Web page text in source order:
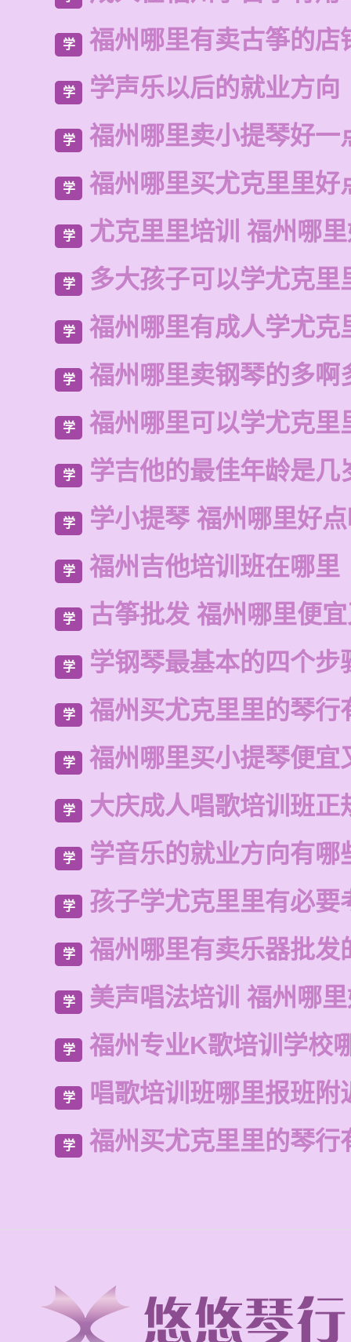
学 福州哪里有卖古筝的店
学 学声乐以后的就业方向
学 福州哪里卖小提琴好一
学 福州哪里买尤克里里好
学 尤克里里培训 福州哪
学 多大孩子可以学尤克里
学 福州哪里有成人学尤克
学 福州哪里卖钢琴的多啊
学 福州哪里可以学尤克里
学 学吉他的最佳年龄是几
学 学小提琴 福州哪里好
学 福州吉他培训班在哪里
学 古筝批发 福州哪里便
学 学钢琴最基本的四个步
学 福州买尤克里里的琴行
学 福州哪里买小提琴便宜
学 大庆成人唱歌培训班正
学 学音乐的就业方向有哪
学 孩子学尤克里里有必要
学 福州哪里有卖乐器批发
学 美声唱法培训 福州哪
学 福州专业K歌培训学校
学 唱歌培训班哪里报班附
学 福州买尤克里里的琴行